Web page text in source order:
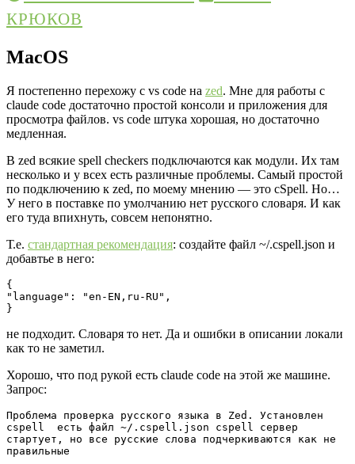
КРЮКОВ
MacOS
Я постепенно перехожу с vs code на zed. Мне для работы с
claude code достаточно простой консоли и приложения для
просмотра файлов. vs code штука хорошая, но достаточно
медленная.
В zed всякие spell checkers подключаются как модули. Их там
несколько и у всех есть различные проблемы. Самый простой
по подключению к zed, по моему мнению — это cSpell. Но…
У него в поставке по умолчанию нет русского словаря. И как
его туда впихнуть, совсем непонятно.
Т.е. стандартная рекомендация: создайте файл ~/.cspell.json и
добавтье в него:
{
"language": "en-EN,ru-RU",
}
не подходит. Словаря то нет. Да и ошибки в описании локали
как то не заметил.
Хорошо, что под рукой есть claude code на этой же машине.
Запрос:
Проблема проверка русского языка в Zed. Установлен
cspell  есть файл ~/.cspell.json cspell сервер
стартует, но все русские слова подчеркиваются как не
правильные